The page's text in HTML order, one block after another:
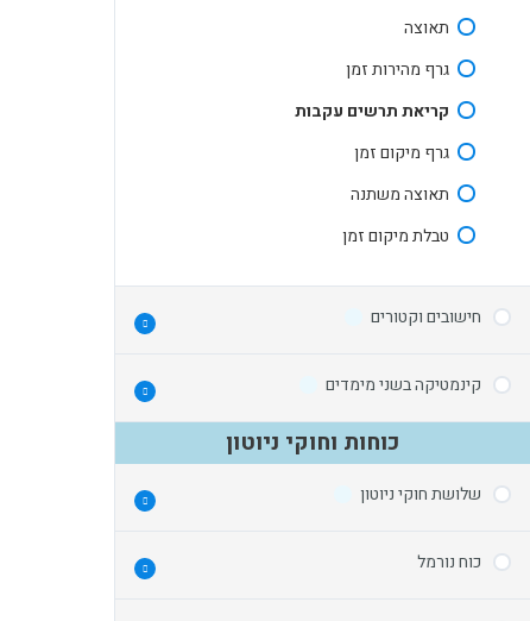
תאוצה
גרף מהירות זמן
קריאת תרשים עקבות
גרף מיקום זמן
תאוצה משתנה
טבלת מיקום זמן
חישובים וקטורים
חלוקת וקטור לרכיבים
מרכיבים לגודל וכיוון
קינמטיקה בשני מימדים
קינמטיקה בזריקה אופקית
זריקה בזווית
כוחות וחוקי ניוטון
שלושת חוקי ניוטון
כוח נורמל